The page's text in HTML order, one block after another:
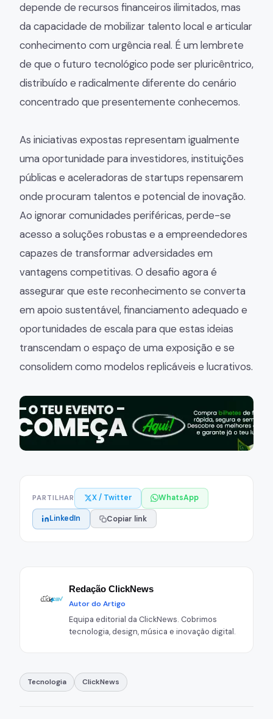
depende de recursos financeiros ilimitados, mas
da capacidade de mobilizar talento local e articular
conhecimento com urgência real. É um lembrete
de que o futuro tecnológico pode ser pluricêntrico,
distribuído e radicalmente diferente do cenário
concentrado que presentemente conhecemos.
As iniciativas expostas representam igualmente
uma oportunidade para investidores, instituições
públicas e aceleradoras de startups repensarem
onde procuram talentos e potencial de inovação.
Ao ignorar comunidades periféricas, perde-se
acesso a soluções robustas e a empreendedores
capazes de transformar adversidades em
vantagens competitivas. O desafio agora é
assegurar que este reconhecimento se converta
em apoio sustentável, financiamento adequado e
oportunidades de escala para que estas ideias
transcendam o espaço de uma exposição e se
consolidem como modelos replicáveis e lucrativos.
PARTILHAR X / Twitter WhatsApp
LinkedIn Copiar link
Redação ClickNews
Autor do Artigo
Equipa editorial da ClickNews. Cobrimos
tecnologia, design, música e inovação digital.
Tecnologia ClickNews